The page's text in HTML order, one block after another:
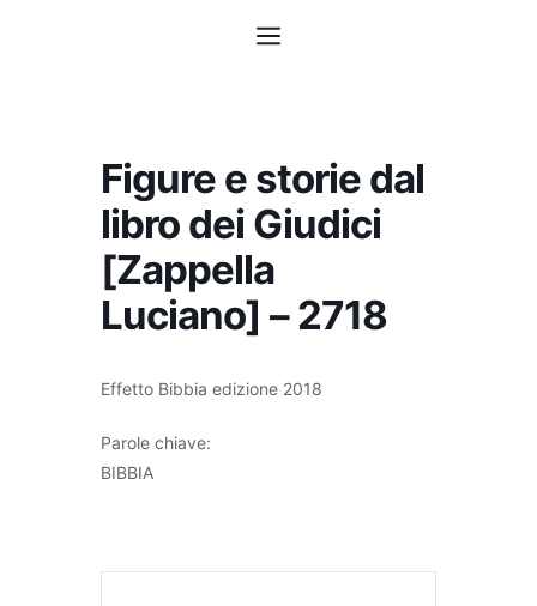
Menu
Figure e storie dal
libro dei Giudici
[Zappella
Luciano] – 2718
Effetto Bibbia edizione 2018
Parole chiave:
BIBBIA